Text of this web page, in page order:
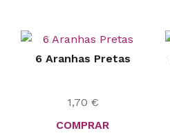
6 Aranhas Pretas
1,70 €
COMPRAR